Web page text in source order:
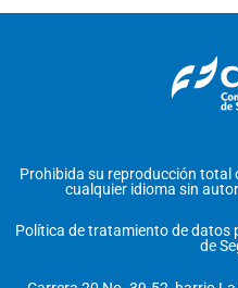
Prohibida su reproducción total
cualquier idioma sin
Política de tratamiento de datos
de